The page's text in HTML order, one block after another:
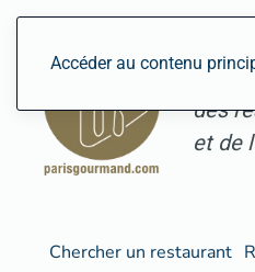
Accéder au contenu
des
et de
Chercher un restaurant